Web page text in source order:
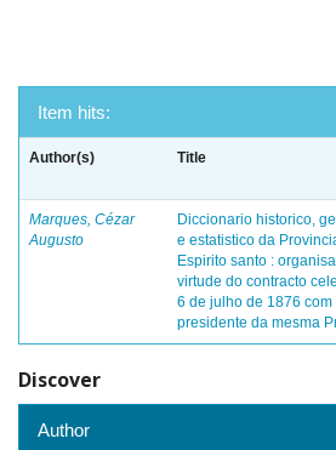
Item hits:
Author(s) Title
Marques, Cézar
Augusto
Diccionario historico,
e estatistico da
Espirito santo :
virtude do contracto
6 de julho de 1876 com
presidente da mesma
Discover
Author